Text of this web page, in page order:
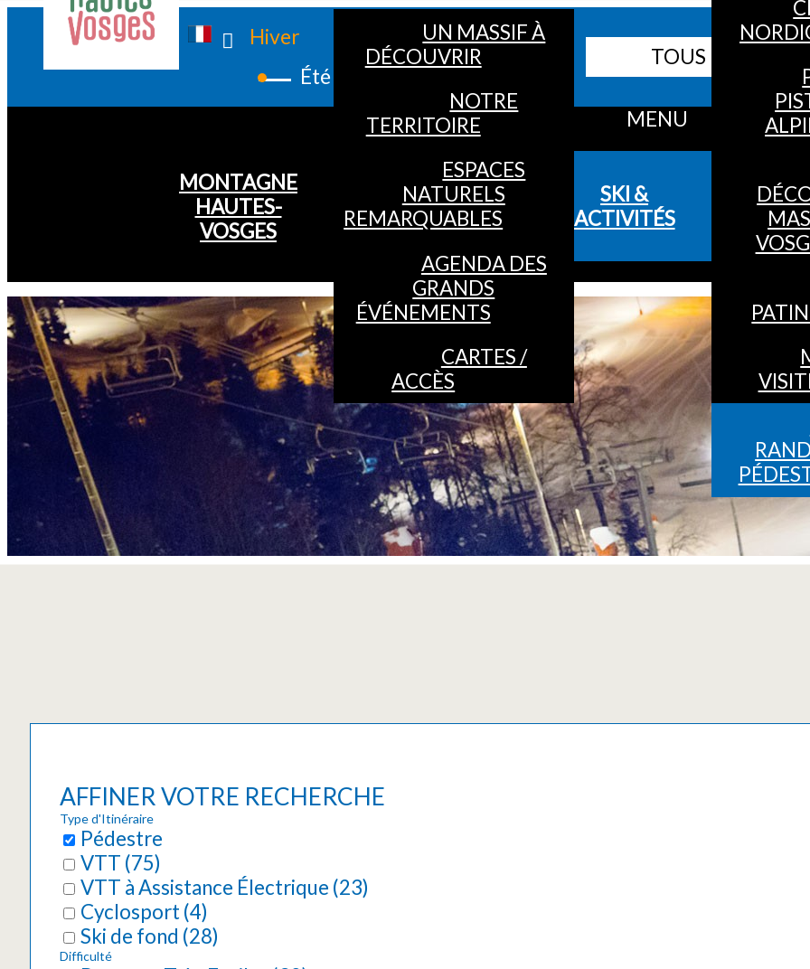
Hiver
Été
Webcams
TOUS LES SITES
MENU
MONTAGNE
HAUTES-
VOSGES
UN MASSIF À
DÉCOUVRIR
NOTRE
TERRITOIRE
ESPACES
NATURELS
REMARQUABLES
AGENDA DES
GRANDS
ÉVÉNEMENTS
CARTES /
ACCÈS
SKI &
ACTIVITÉS
AFFINER VOTRE RECHERCHE
Type d'Itinéraire
Pédestre
VTT (75)
VTT à Assistance Électrique (23)
Cyclosport(4)
Ski de fond (28)
Difficulté